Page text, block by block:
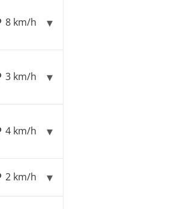
8 km/h
3 km/h
4 km/h
2 km/h